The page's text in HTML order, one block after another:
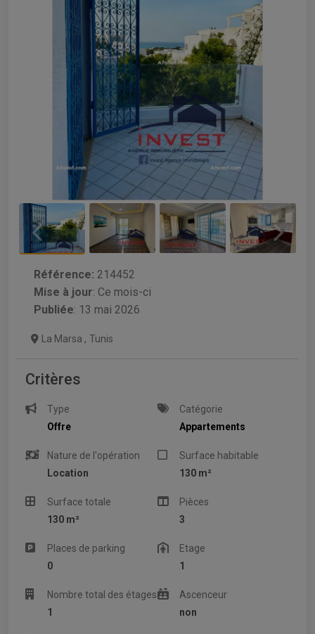
Référence: 214452
Mise à jour: Ce mois-ci
Publiée: 13 mai 2026
La Marsa , Tunis
Critères
Type
Offre
Catégorie
Appartements
Nature de l'opération
Location
Surface habitable
130 m²
Surface totale
130 m²
Pièces
3
Places de parking
0
Etage
1
Nombre total des étages
1
Ascenceur
non